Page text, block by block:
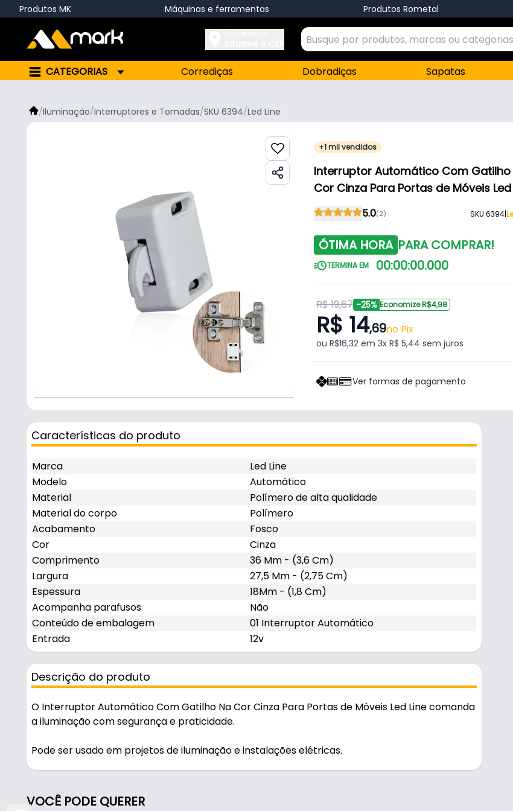
Produtos MK Máquinas e ferramentas Produtos Rometal
CATEGORIAS Corrediças Dobradiças Sapatas
/Iluminação/Interruptores e Tomadas/SKU 6394/Led Line
+1 mil vendidos
Interruptor Automático Com Gatilho
Cor Cinza Para Portas de Móveis Led
5.0(2) SKU 6394|
ÓTIMA HORA PARA COMPRAR!
TERMINA EM 00:00:00.000
R$ 19,67 -25% Economize R$4,98
R$ 14,69no Pix
ou R$16,32 em 3x R$ 5,44 sem juros
Ver formas de pagamento
Características do produto
Marca
Led Line
Modelo
Automático
Material
Polímero de alta qualidade
Material do corpo
Polímero
Acabamento
Fosco
Cor
Cinza
Comprimento
36 Mm - (3,6 Cm)
Largura
27,5 Mm - (2,75 Cm)
Espessura
18Mm - (1,8 Cm)
Acompanha parafusos
Não
Conteúdo de embalagem
01 Interruptor Automático
Entrada
12v
Descrição do produto
O Interruptor Automático Com Gatilho Na Cor Cinza Para Portas de Móveis Led Line comanda
a iluminação com segurança e praticidade.
Pode ser usado em projetos de iluminação e instalações elétricas.
uso diário.
VOCÊ PODE QUERER